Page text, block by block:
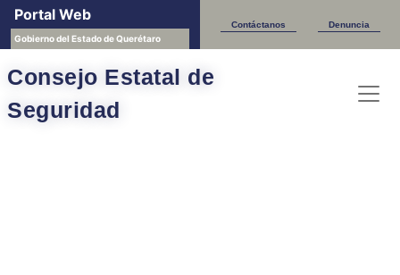
Portal Web
Gobierno del Estado de Querétaro
Contáctanos Denuncia
Consejo Estatal de
Seguridad